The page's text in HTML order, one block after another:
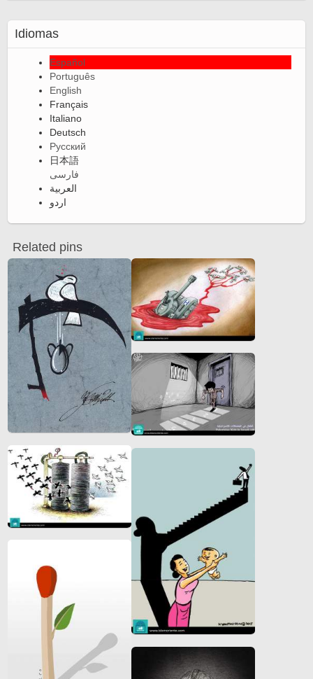
Idiomas
Español
Português
English
Français
Italiano
Deutsch
Русский
日本語
فارسی
العربية
اردو
Related pins